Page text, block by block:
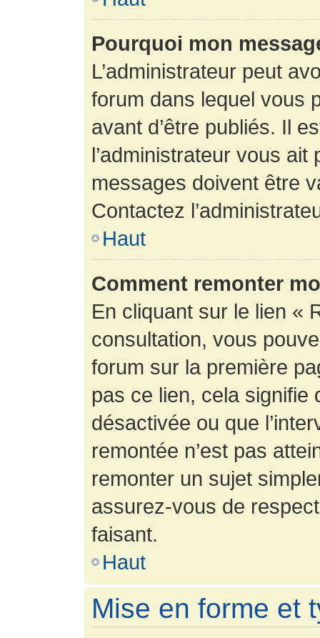
Pourquoi mon
L’administrateur peut
forum dans lequel vous
avant d’être publiés. Il
l’administrateur vous
messages doivent être
Contactez
Haut
Comment remonter
En cliquant sur le lien «
consultation, vous
forum sur la première
pas ce lien, cela signifie
désactivée ou que
remontée n’est pas
remonter un sujet
assurez-vous de
faisant.
Haut
Mise en forme et